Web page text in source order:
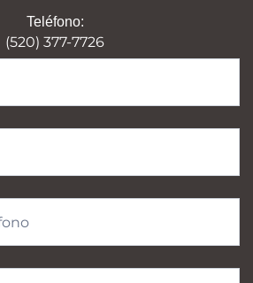
Teléfono:
(520) 377-7726